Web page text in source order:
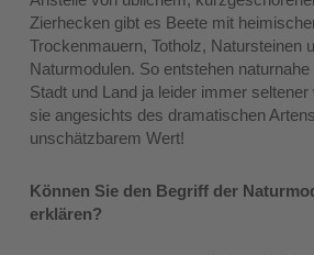
Zierhecken gibt es Beete mit
Trockenmauern, Totholz, Natursteinen
Naturmodulen. So entstehen
Stadt und Land ja leider immer
sie angesichts des dramatischen
unschätzbarem Wert!
Können Sie den Begriff der
erklären?